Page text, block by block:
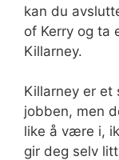
kan du
of Kerry og ta
Killarney.
Killarney er et
jobben, men
like å være i,
gir deg selv